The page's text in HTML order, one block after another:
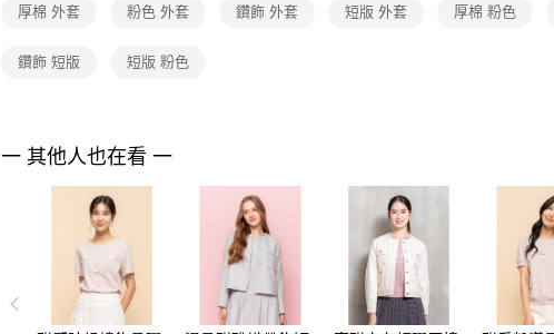
４．使用
即時審查
結果請求
５．嚴禁
形，恩沛
每筆
厚棉 外套 粉色 外套 鑽飾 外套 短版 外套 厚棉 粉色
鑽飾 短版 短版 粉色
一 其他人也在看 一